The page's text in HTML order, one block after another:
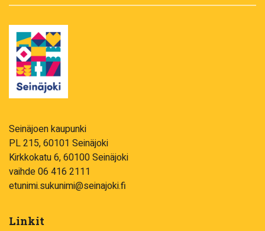
Seinäjoen kaupunki
PL 215, 60101 Seinäjoki
Kirkkokatu 6, 60100 Seinäjoki
vaihde 06 416 2111
etunimi.sukunimi@seinajoki.fi
Linkit